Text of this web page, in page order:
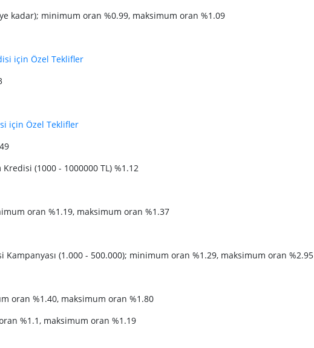
kadar); minimum oran %0.99, maksimum oran %1.09
için Özel Teklifler
için Özel Teklifler
Kredisi (1000 - 1000000 TL) %1.12
oran %1.19, maksimum oran %1.37
Kampanyası (1.000 - 500.000); minimum oran %1.29, maksimum oran %2.95
oran %1.40, maksimum oran %1.80
%1.1, maksimum oran %1.19